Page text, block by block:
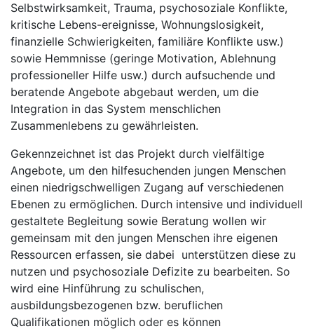
Selbstwirksamkeit, Trauma, psychosoziale Konflikte,
kritische Lebens-ereignisse, Wohnungslosigkeit,
finanzielle Schwierigkeiten, familiäre Konflikte usw.)
sowie Hemmnisse (geringe Motivation, Ablehnung
professioneller Hilfe usw.) durch aufsuchende und
beratende Angebote abgebaut werden, um die
Integration in das System menschlichen
Zusammenlebens zu gewährleisten.
Gekennzeichnet ist das Projekt durch vielfältige
Angebote, um den hilfesuchenden jungen Menschen
einen niedrigschwelligen Zugang auf verschiedenen
Ebenen zu ermöglichen. Durch intensive und individuell
gestaltete Begleitung sowie Beratung wollen wir
gemeinsam mit den jungen Menschen ihre eigenen
Ressourcen erfassen, sie dabei unterstützen diese zu
nutzen und psychosoziale Defizite zu bearbeiten. So
wird eine Hinführung zu schulischen,
ausbildungsbezogenen bzw. beruflichen
Qualifikationen möglich oder es können